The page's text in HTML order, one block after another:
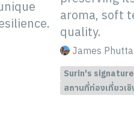
aroma, soft
quality.
James
Surin's
สถานที่ท่องเที่ยวเ